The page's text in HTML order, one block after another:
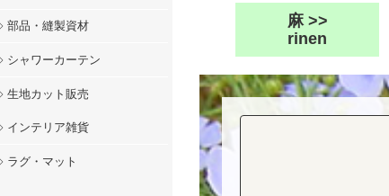
麻 >>
rinen
部品・縫製資材
シャワーカーテン
生地カット販売
インテリア雑貨
ラグ・マット